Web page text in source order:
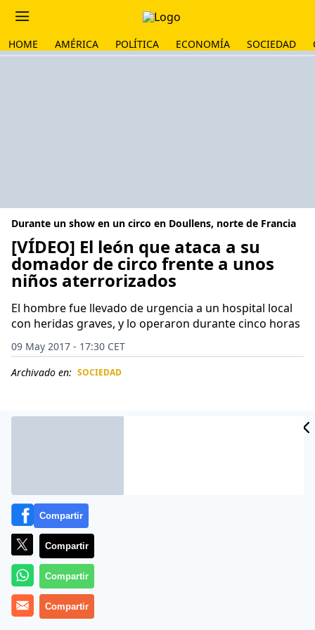
HOME AMÉRICA POLÍTICA ECONOMÍA SOCIEDAD
Durante un show en un circo en Doullens, norte de Francia
[VÍDEO] El león que ataca a su
domador de circo frente a unos
niños aterrorizados
El hombre fue llevado de urgencia a un hospital local
con heridas graves, y lo operaron durante cinco horas
09 May 2017 - 17:30 CET
Archivado en: SOCIEDAD
Casi lo devoran, y se lo han comido vivo los
animalistas, tras subir el vídeo del ataque a las redes
Compartir
Compartir
Compartir
Compartir